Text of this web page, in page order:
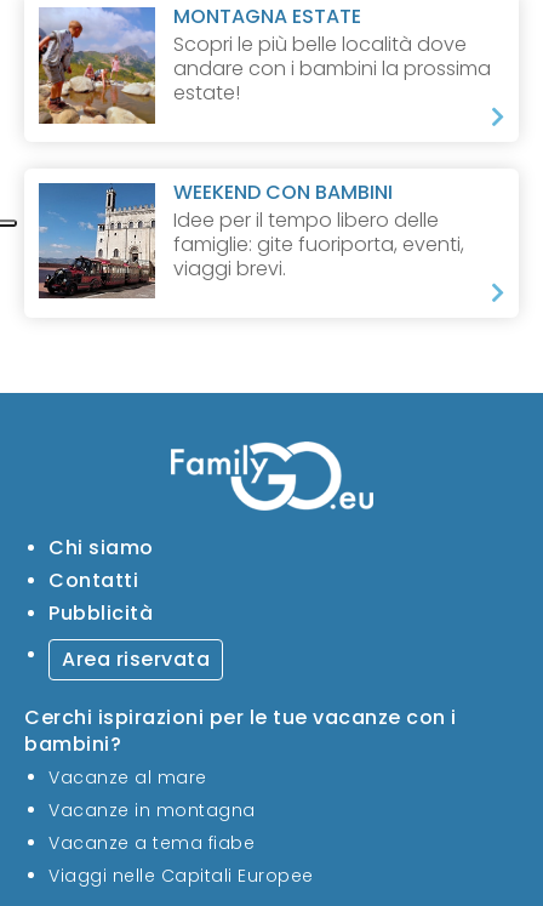
MONTAGNA ESTATE
Scopri le più belle località dove
andare con i bambini la prossima
estate!
WEEKEND CON BAMBINI
Idee per il tempo libero delle
famiglie: gite fuoriporta, eventi,
viaggi brevi.
Chi siamo
Contatti
Pubblicità
Area riservata
Cerchi ispirazioni per le tue vacanze con i
bambini?
Vacanze al mare
Vacanze in montagna
Vacanze a tema fiabe
Viaggi nelle Capitali Europee